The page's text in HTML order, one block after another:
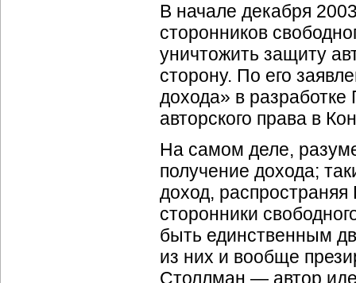
В начале декабря
сторонников
уничтожить защиту
сторону. По его
дохода» в
авторского права в
На самом деле,
получение дохода;
доход,
сторонники
быть единственным
из них и вообще
Столлман — автор